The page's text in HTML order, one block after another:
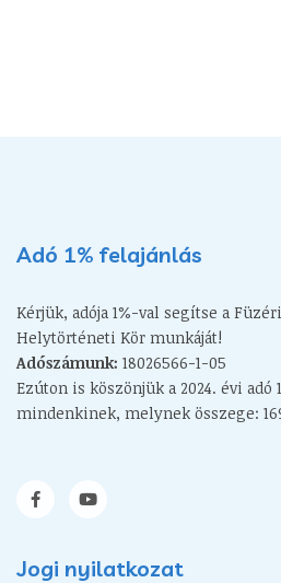
Adó 1% felajánlás
Kérjük, adója 1%-val segítse a
Helytörténeti Kör munkáját!
Adószámunk: 18026566-1-05
Ezúton is köszönjük a 2024. évi adó
mindenkinek, melynek összege:
Jogi nyilatkozat